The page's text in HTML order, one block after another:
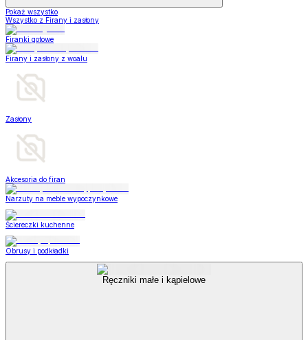
Pokaż wszystko
Wszystko z Firany i zasłony
Firanki gotowe
Firany i zasłony z woalu
Zasłony
Akcesoria do firan
Narzuty na meble wypoczynkowe
Ściereczki kuchenne
Obrusy i podkładki
Ręczniki małe i kąpielowe